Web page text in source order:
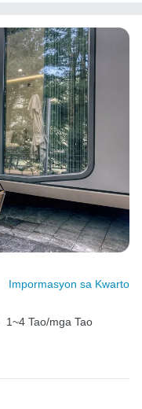
Impormasyon sa Kwarto
1~4 Tao/mga Tao